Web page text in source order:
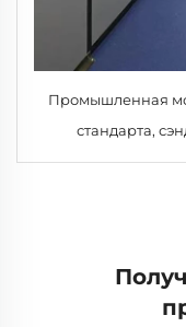
Промышленная
стандарта,
комплектация,